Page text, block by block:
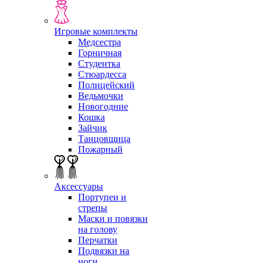
Игровые комплекты
Медсестра
Горничная
Студентка
Стюардесса
Полицейский
Ведьмочки
Новогодние
Кошка
Зайчик
Танцовщица
Пожарный
Аксессуары
Портупеи и
стрепы
Маски и повязки
на голову
Перчатки
Подвязки на